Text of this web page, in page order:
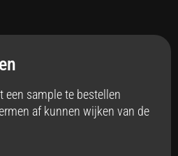
een sample te bestellen
af kunnen wijken van de